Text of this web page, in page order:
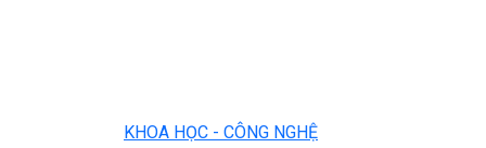
KHOA HỌC - CÔNG NGHỆ